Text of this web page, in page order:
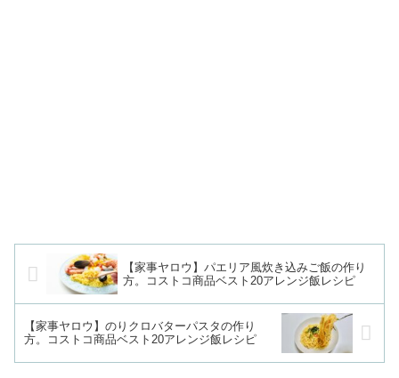
【家事ヤロウ】パエリア風炊き込みご飯の作り
方。コストコ商品ベスト20アレンジ飯レシピ
【家事ヤロウ】のりクロバターパスタの作り
方。コストコ商品ベスト20アレンジ飯レシピ